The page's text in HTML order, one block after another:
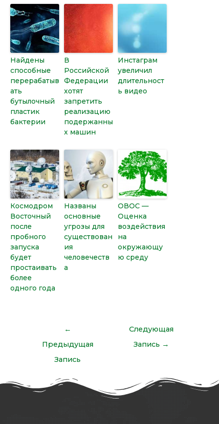
Найдены
способные
перерабатыв
ать
бутылочный
пластик
бактерии
В
Российской
Федерации
хотят
запретить
реализацию
подержанны
х машин
Инстаграм
увеличил
длительност
ь видео
Космодром
Восточный
после
пробного
запуска
будет
простаивать
более
одного года
Названы
основные
угрозы для
существован
ия
человечеств
а
ОВОС —
Оценка
воздействия
на
окружающу
ю среду
←
Предыдущая
Запись
Следующая
Запись →